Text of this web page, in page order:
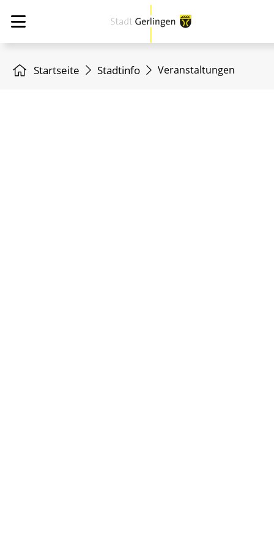
Startseite Stadtinfo Veranstaltungen